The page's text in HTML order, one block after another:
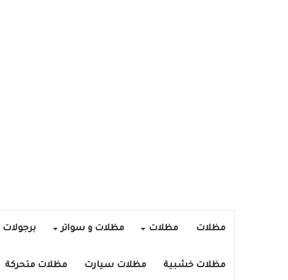
مظلات مظلات مظلات و سواتر برجولات
مظلات خشبية مظلات سيارت مظلات متحركة